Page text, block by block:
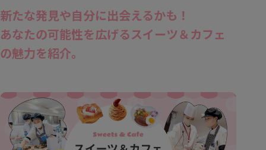
新たな発見や自分に出会えるかも！
あなたの可能性を広げるスイーツ＆カフェ
の魅力を紹介。